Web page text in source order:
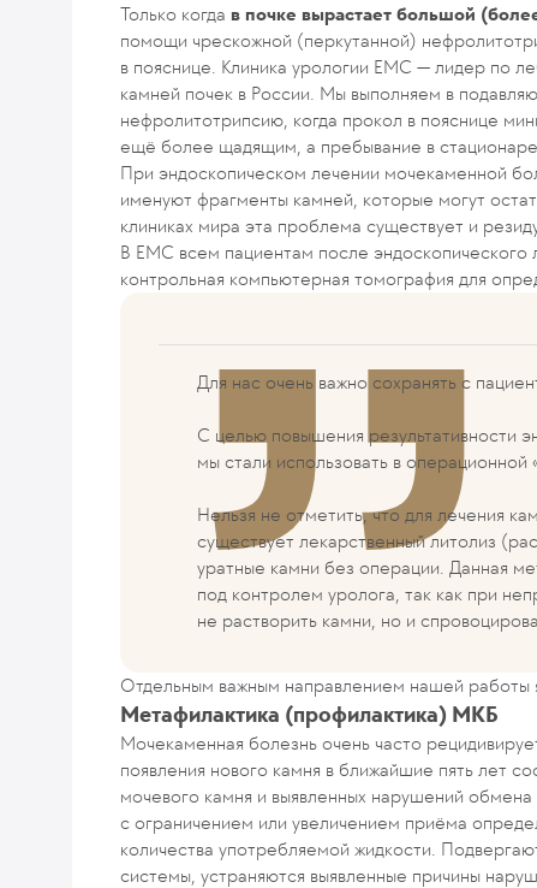
Только когда в почке вырастает большой
помощи чрескожной (перкутанной)
в пояснице. Клиника урологии ЕМС — лидер по
камней почек в России. Мы выполняем в
нефролитотрипсию, когда прокол в пояснице
ещё более щадящим, а пребывание в стационаре
При эндоскопическом лечении мочекаменной
именуют фрагменты камней, которые могут
клиниках мира эта проблема существует и
В ЕМС всем пациентам после эндоскопического
контрольная компьютерная томография для
Для нас очень важно сохранять с
С целью повышения результативности
мы стали использовать в операционной
Нельзя не отметить, что для лечения
существует лекарственный литолиз
уратные камни без операции. Данная
под контролем уролога, так как при
не растворить камни, но и
Отдельным важным направлением нашей работы
Метафилактика (профилактика) МКБ
Мочекаменная болезнь очень часто
появления нового камня в ближайшие пять лет
мочевого камня и выявленных нарушений
с ограничением или увеличением приёма
количества употребляемой жидкости.
системы, устраняются выявленные причины